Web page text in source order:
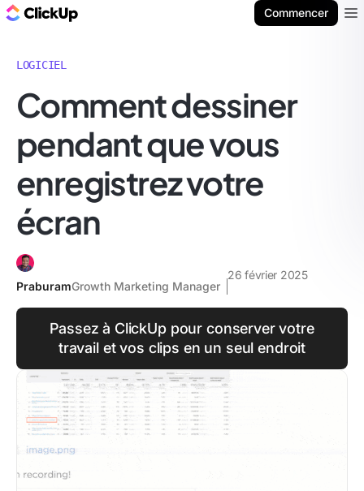
Commencer
LOGICIEL
Comment dessiner
pendant que vous
enregistrez votre
écran
PraburamGrowth Marketing Manager
26 février 2025
Passez à ClickUp pour conserver votre
travail et vos clips en un seul endroit